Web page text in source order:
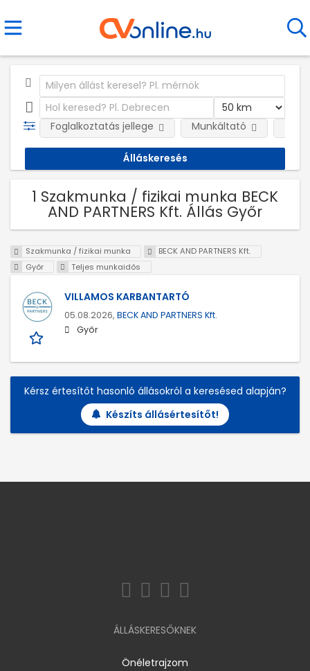
Foglalkoztatás jellege Munkáltató
1 Szakmunka / fizikai munka BECK
AND PARTNERS Kft. Állás Győr
Szakmunka / fizikai munka
BECK AND PARTNERS Kft.
Győr
Teljes munkaidős
VILLAMOS KARBANTARTÓ
05.08.2026, BECK AND PARTNERS Kft.
Győr
Kérsz értesítőt hasonló állásokról a keresésed alapján?
Készíts állásértesítőt!
ÁLLÁSKERESŐKNEK
Önéletrajzom